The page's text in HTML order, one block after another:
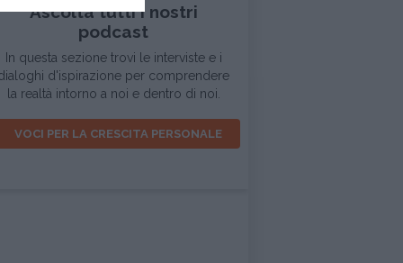
Ascolta tutti i nostri
podcast
In questa sezione trovi le interviste e i
d'ispirazione per comprendere
la realtà intorno a noi e dentro di noi.
VOCI PER LA CRESCITA PERSONALE